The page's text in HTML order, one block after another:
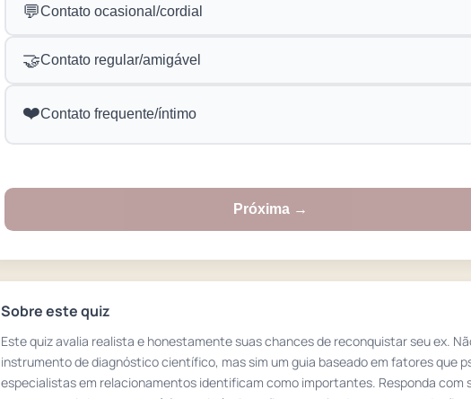
💬Contato ocasional/cordial
🤝Contato regular/amigável
❤️Contato frequente/íntimo
Próxima →
Sobre este quiz
Este quiz avalia realista e honestamente suas chances de reconquistar seu ex.
instrumento de diagnóstico científico, mas sim um guia baseado em fatores que
especialistas em relacionamentos identificam como importantes. Responda com